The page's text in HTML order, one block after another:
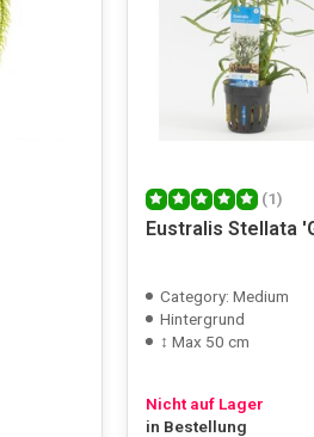
(1)
Eustralis Stellata
Category: Medium
Hintergrund
↕ Max 50 cm
Nicht auf Lager
in Bestellung